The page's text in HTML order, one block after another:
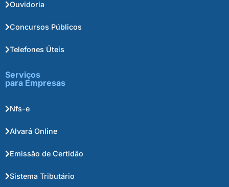
Ouvidoria
Concursos Públicos
Telefones Úteis
Serviços
para Empresas
Nfs-e
Alvará Online
Emissão de Certidão
Sistema Tributário